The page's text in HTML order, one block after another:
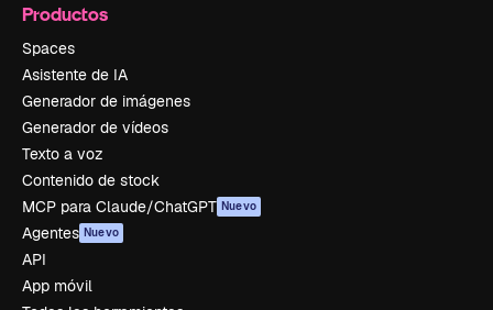
Productos
Spaces
Asistente de IA
Generador de imágenes
Generador de vídeos
Texto a voz
Contenido de stock
MCP para Claude/ChatGPT Nuevo
Agentes Nuevo
API
App móvil